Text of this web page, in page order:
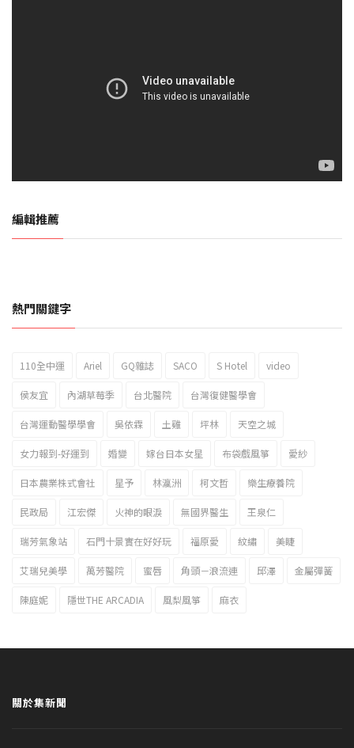
編輯推薦
2023新北市北海岸國際風箏節「風在石起」霸氣回歸
熱門關鍵字
110全中運 Ariel GQ雜誌 SACO S Hotel video
侯友宜 內湖草莓季 台北醫院 台灣復健醫學會
台灣運動醫學學會 吳依霖 土雞 坪林 天空之城
女力報到-好運到 婚變 嫁台日本女星 布袋戲風箏 愛紗
日本農業株式會社 星予 林瀛洲 柯文哲 樂生療養院
民政局 江宏傑 火神的眼淚 無國界醫生 王泉仁
瑞芳氣象站 石門十景實在好好玩 福原愛 紋繡 美睫
艾瑞兒美學 萬芳醫院 蜜唇 角頭－浪流連 邱澤 金屬彈簧
陳庭妮 隱世THE ARCADIA 風梨風箏 麻衣
關於集新聞